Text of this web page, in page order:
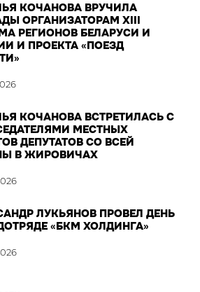
КОЧАНОВА ВРУЧИЛА
ОРГАНИЗАТОРАМ XIII
РЕГИОНОВ БЕЛАРУСИ И
И ПРОЕКТА «ПОЕЗД
КОЧАНОВА ВСТРЕТИЛАСЬ С
МЕСТНЫХ
ДЕПУТАТОВ СО ВСЕЙ
В ЖИРОВИЧАХ
ЛУКЬЯНОВ ПРОВЕЛ ДЕНЬ
«БКМ ХОЛДИНГА»